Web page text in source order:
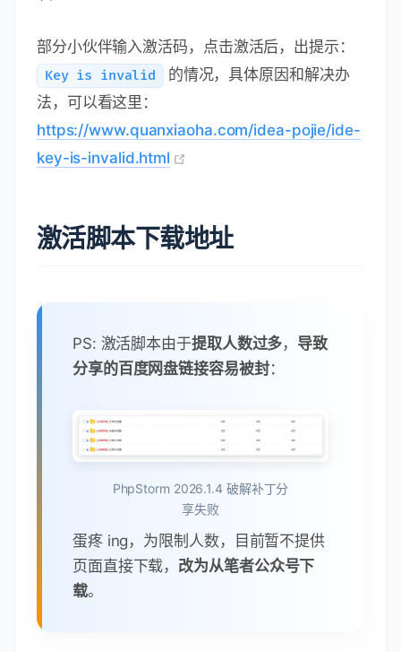
部分小伙伴输入激活码，点击激活后，出提示：
Key is invalid
的情况，具体原因和解决办
法，可以看这里：
https://www.quanxiaoha.com/idea-pojie/ide-
key-is-invalid.html
激活脚本下载地址
PS: 激活脚本由于提取人数过多， 导致
分享的百度网盘链接容易被封：
PhpStorm 2026.1.4 破解补丁分
享失败
蛋疼 ing，为限制人数，目前暂不提供
页面直接下载， 改为从笔者公众号下
载。